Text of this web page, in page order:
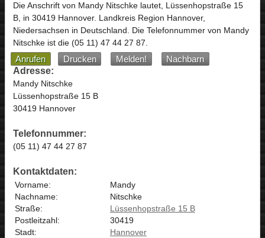
Die Anschrift von Mandy Nitschkelautet, Lüssenhopstraße 15
B, in 30419 Hannover. Landkreis Region Hannover,
Niedersachsen in Deutschland. Die Telefonnummer von Mandy
Nitschke ist die (05 11) 47 44 27 87.
Anrufen Drucken Melden!
Nachbarn
Adresse:
Mandy Nitschke
Lüssenhopstraße 15 B
30419 Hannover
Telefonnummer:
(05 11) 47 44 27 87
Kontaktdaten:
Vorname:
Mandy
Nachname:
Nitschke
Straße:
Lüssenhopstraße 15 B
Postleitzahl:
30419
Stadt:
Hannover